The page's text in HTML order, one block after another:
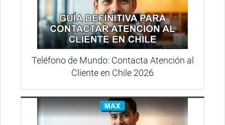
Teléfono de Mundo: Contacta Atención al
Cliente en Chile 2026